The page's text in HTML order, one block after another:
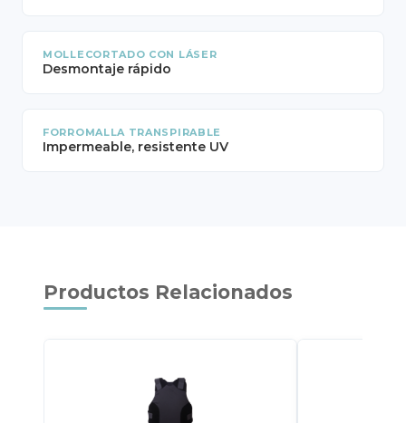
MOLLECORTADO CON LÁSER
Desmontaje rápido
FORROMALLA TRANSPIRABLE
Impermeable, resistente UV
Productos Relacionados